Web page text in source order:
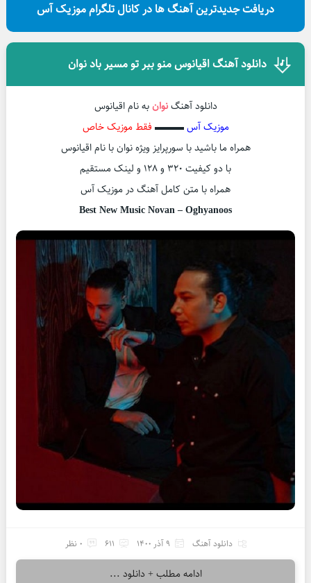
دریافت جدیدترین آهنگ ها در کانال تلگرام موزیک آس
دانلود آهنگ اقیانوس منو ببر تو مسیر باد نوان
دانلود آهنگنوانبه نام اقیانوس
موزیک آس▬▬▬ فقط موزیک خاص
همراه ما باشید با سورپرایز ویژه نوان با نام اقیانوس
با دو کیفیت ۳۲۰ و ۱۲۸ و لینک مستقیم
همراه با متن کامل آهنگ در موزیک آس
Best New Music Novan – Oghyanoos
دانلود آهنگ 9 آذر 1400 611 0 نظر
ادامه مطلب + دانلود ...